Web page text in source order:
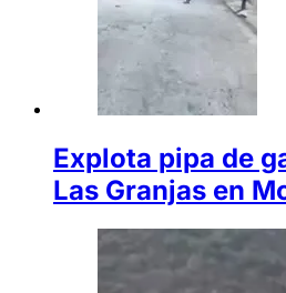
Explota pipa de
Las Granjas en